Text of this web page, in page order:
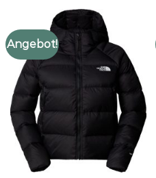
Angebot!